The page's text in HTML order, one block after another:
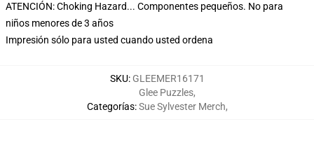
ATENCIÓN: Choking Hazard... Componentes pequeños. No para
niños menores de 3 años
Impresión sólo para usted cuando usted ordena
SKU: GLEEMER16171
Categorías:
Glee Puzzles,
Sue Sylvester Merch,